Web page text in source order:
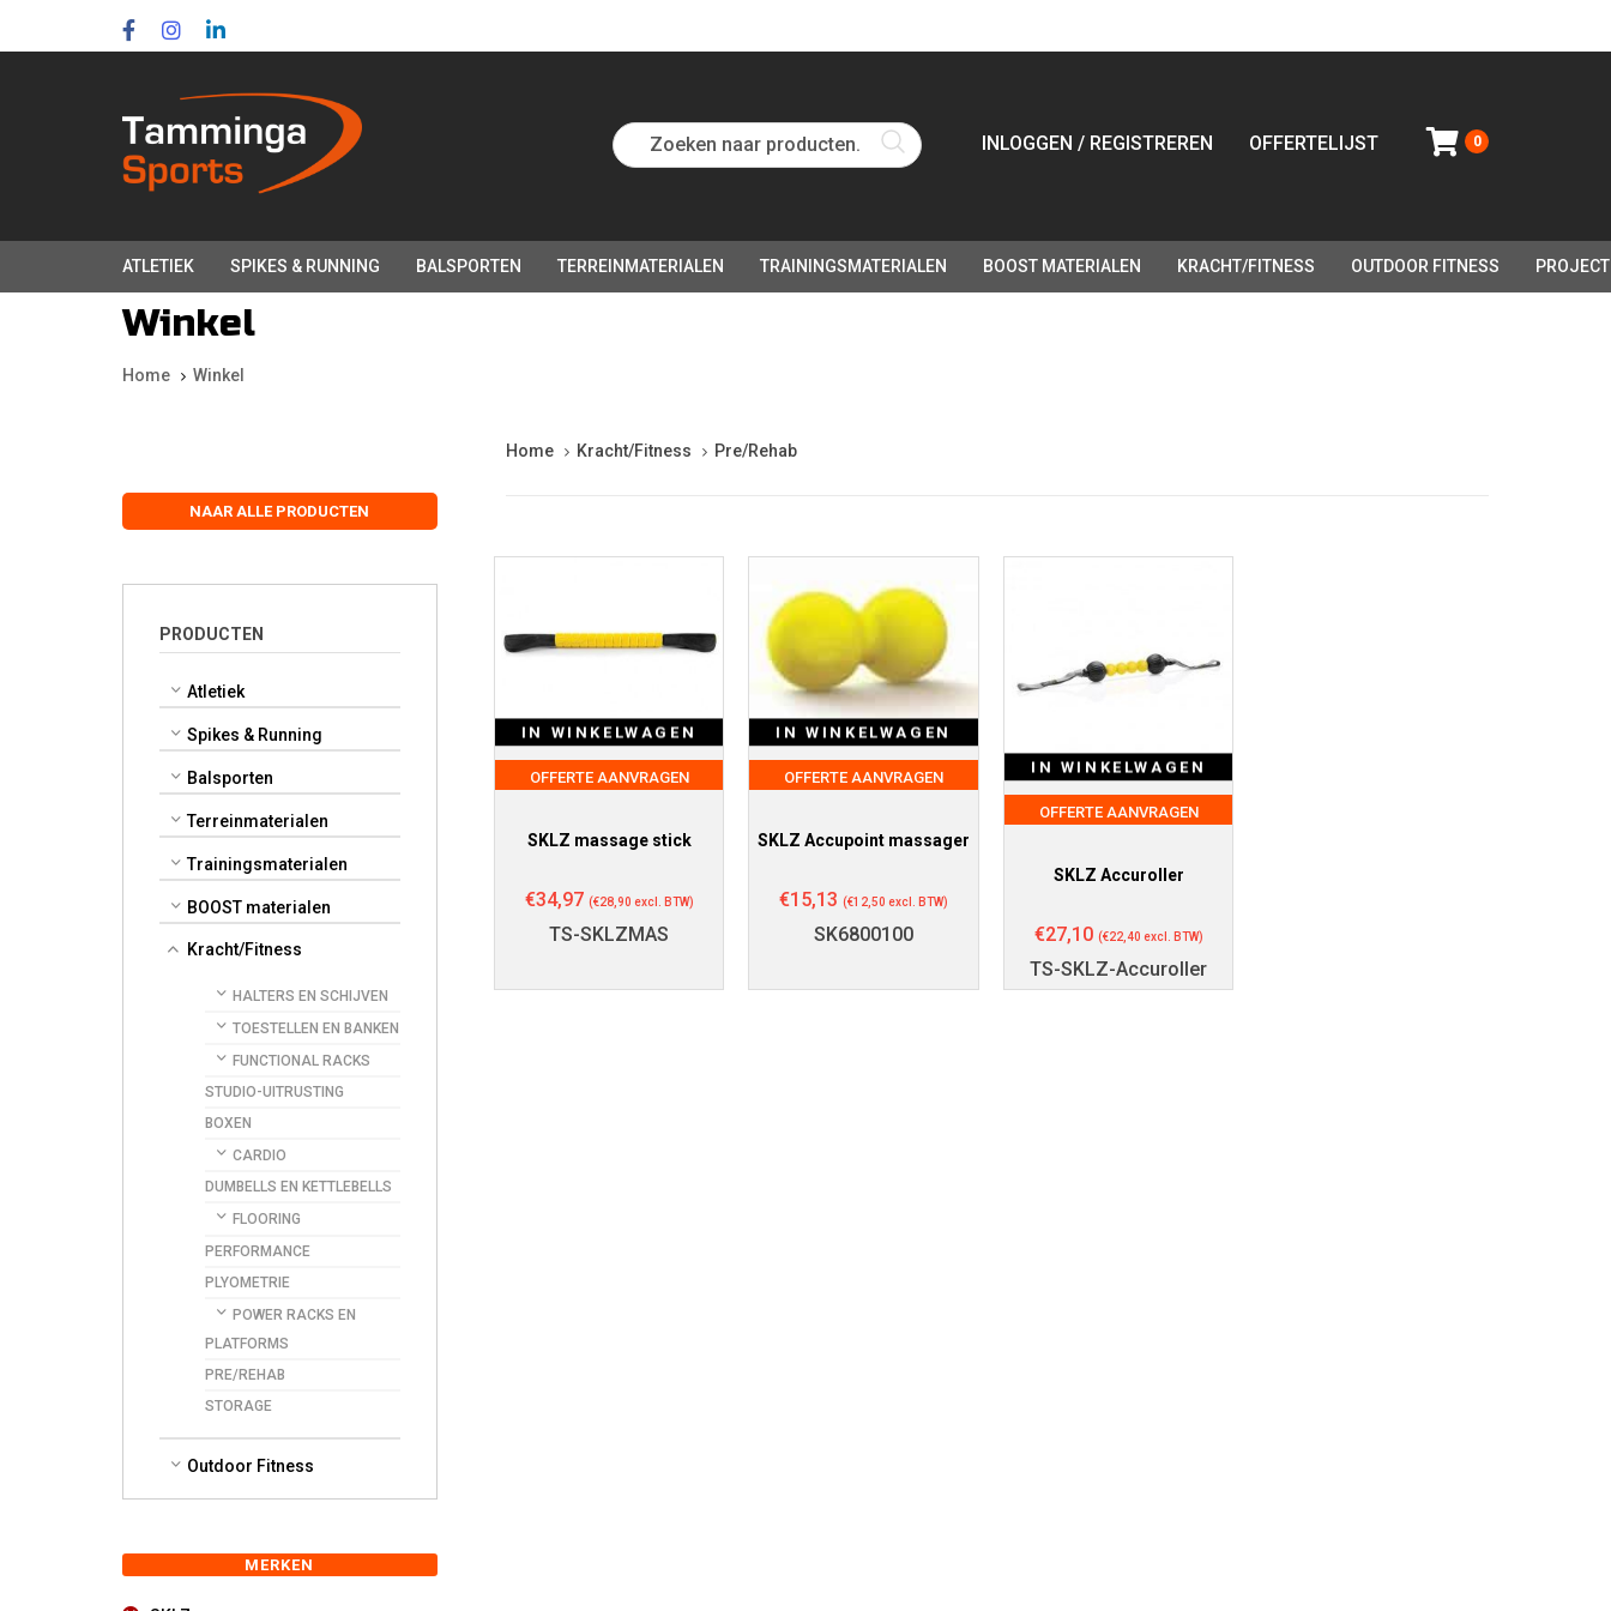
Zoeken naar producten... INLOGGEN / REGISTREREN OFFERTELIJST 0
ATLETIEK SPIKES & RUNNING BALSPORTEN TERREINMATERIALEN TRAININGSMATERIALEN BOOST MATERIALEN KRACHT/FITNESS OUTDOOR FITNESS
Winkel
Home Winkel
NAAR ALLE PRODUCTEN
PRODUCTEN
Atletiek
Spikes & Running
Balsporten
Terreinmaterialen
Trainingsmaterialen
BOOST materialen
Kracht/Fitness
HALTERS EN SCHIJVEN
TOESTELLEN EN BANKEN
FUNCTIONAL RACKS
STUDIO-UITRUSTING
BOXEN
CARDIO
DUMBELLS EN KETTLEBELLS
FLOORING
PERFORMANCE
PLYOMETRIE
POWER RACKS EN
PLATFORMS
PRE/REHAB
STORAGE
Outdoor Fitness
MERKEN
Home Kracht/Fitness Pre/Rehab
IN WINKELWAGEN
OFFERTE AANVRAGEN
SKLZ massage stick
€34,97 (€28,90 excl. BTW)
TS-SKLZMAS
IN WINKELWAGEN
OFFERTE AANVRAGEN
SKLZ Accupoint massager
€15,13 (€12,50 excl. BTW)
SK6800100
IN WINKELWAGEN
OFFERTE AANVRAGEN
SKLZ Accuroller
€27,10 (€22,40 excl. BTW)
TS-SKLZ-Accuroller